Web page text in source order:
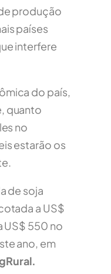
produção
países
interfere
do país,
quanto
no
estarão os
de soja
a US$
US$ 550 no
ano, em